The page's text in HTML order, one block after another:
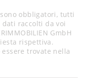
obbligatori, tutti
raccolti da voi
GmbH
rispettiva.
trovate nella